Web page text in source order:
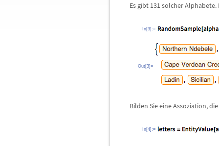
Es gibt 131 solcher Alphabete.
In[3]:=
Out[3]=
Bilden Sie eine Assoziation,
In[4]:=